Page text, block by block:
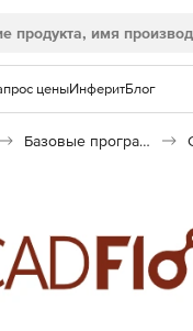
ценыИнферитБлог
Базовые программы